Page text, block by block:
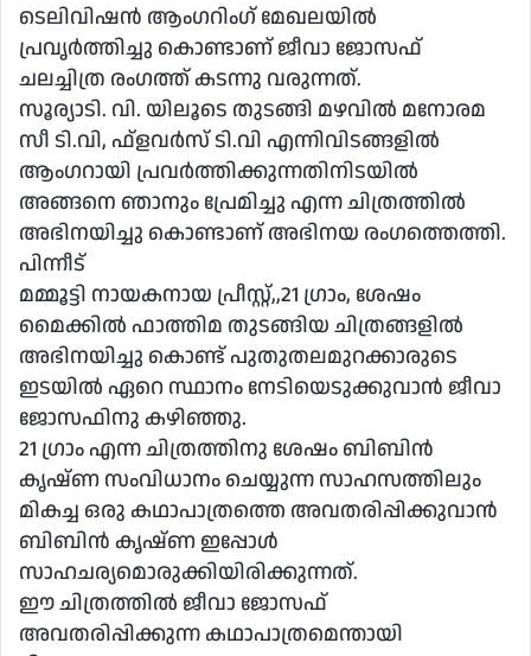
ടെലിവിഷൻ ആംഗറിംഗ് മേഖലയിൽ
പ്രവൃർത്തിച്ചു കൊണ്ടാണ് ജീവാ ജോസഫ്
ചലച്ചിത്ര രംഗത്ത് കടന്നു വരുന്നത്.
സൂര്യാടി. വി. യിലൂടെ തുടങ്ങി മഴവിൽ മനോരമ
സീ ടി.വി, ഫ്‌ളവർസ് ടി.വി എന്നിവിടങ്ങളിൽ
ആംഗറായി പ്രവർത്തിക്കുന്നതിനിടയിൽ
അങ്ങനെ ഞാനും പ്രേമിച്ചു എന്ന ചിത്രത്തിൽ
അഭിനയിച്ചു കൊണ്ടാണ് അഭിനയ രംഗത്തെത്തി.
പിന്നീട്
മമ്മൂട്ടി നായകനായ പ്രീസ്റ്റ്,,21 ഗ്രാം, ശേഷം
മൈക്കിൽ ഫാത്തിമ തുടങ്ങിയ ചിത്രങ്ങളിൽ
അഭിനയിച്ചു കൊണ്ട് പുതുതലമുറക്കാരുടെ
ഇടയിൽ ഏറെ സ്ഥാനം നേടിയെടുക്കുവാൻ ജീവാ
ജോസഫിനു കഴിഞ്ഞു.
21 ഗ്രാം എന്ന ചിത്രത്തിനു ശേഷം ബിബിൻ
കൃഷ്ണ സംവിധാനം ചെയ്യുന്ന സാഹസത്തിലും
മികച്ച ഒരു കഥാപാത്രത്തെ അവതരിപ്പിക്കുവാൻ
ബിബിൻ കൃഷ്ണ ഇപ്പോൾ
സാഹചര്യമൊരുക്കിയിരിക്കുന്നത്.
ഈ ചിത്രത്തിൽ ജീവാ ജോസഫ്
അവതരിപ്പിക്കുന്ന കഥാപാത്രമെന്തായി